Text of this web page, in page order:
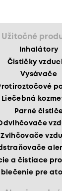
Užitočné
Inhalátory
Čističky
Vysávače
Liečebná
Parné
Zvlhčovače
a čistiace
pre